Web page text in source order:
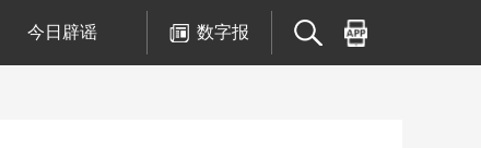
今日辟谣 数字报